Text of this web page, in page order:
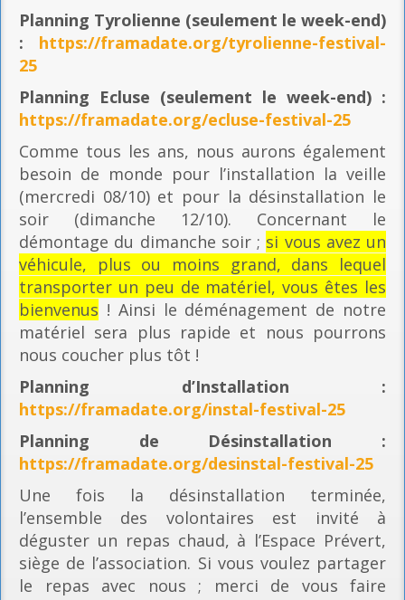
Planning Tyrolienne (seulement le week-end)
: https://framadate.org/tyrolienne-festival-
25
Planning Ecluse (seulement le week-end) :
https://framadate.org/ecluse-festival-25
Comme tous les ans, nous aurons également
besoin de monde pour l’installation la veille
(mercredi 08/10) et pour la désinstallation le
soir (dimanche 12/10). Concernant le
démontage du dimanche soir ; si vous avez un
véhicule, plus ou moins grand, dans lequel
transporter un peu de matériel, vous êtes les
bienvenus ! Ainsi le déménagement de notre
matériel sera plus rapide et nous pourrons
nous coucher plus tôt !
Planning d’Installation :
https://framadate.org/instal-festival-25
Planning de Désinstallation :
https://framadate.org/desinstal-festival-25
Une fois la désinstallation terminée,
l’ensemble des volontaires est invité à
déguster un repas chaud, à l’Espace Prévert,
siège de l’association. Si vous voulez partager
le repas avec nous ; merci de vous faire